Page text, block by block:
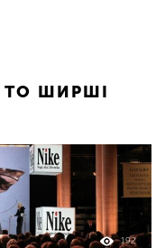
ШИРШІ
192